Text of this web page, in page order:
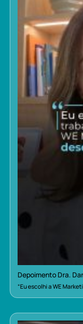
Depoimento Dra.
“Eu escolhi a WE